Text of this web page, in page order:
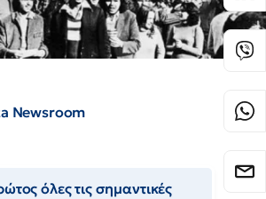
Newsroom
όλες τις σημαντικές